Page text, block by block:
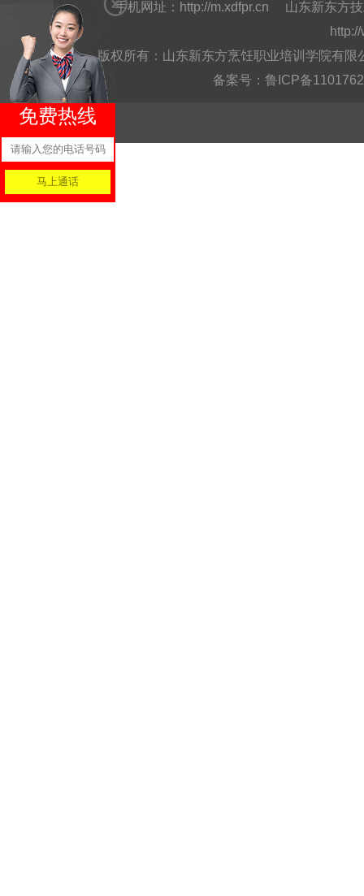
手机网址： http://m.xdfpr.cn 山东新东方技
版权所有：山东新东方烹饪职业培训学院有
备案号： 鲁ICP备
免费热线